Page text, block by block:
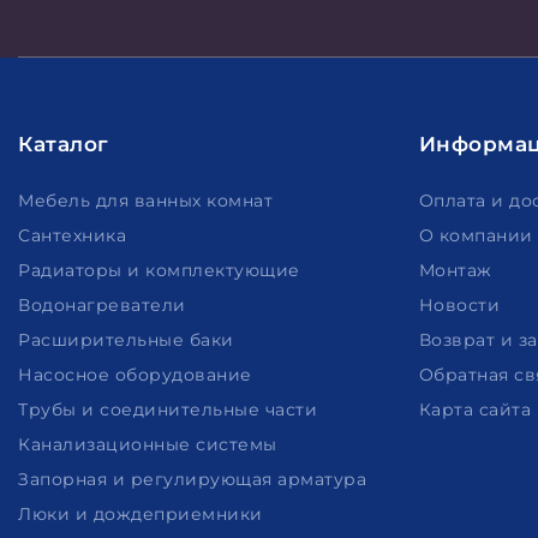
Каталог
Мебель для ванных комнат
Сантехника
Радиаторы и комплектующие
Водонагреватели
Расширительные баки
Насосное оборудование
Трубы и соединительные части
Канализационные системы
Запорная и регулирующая арматура
Люки и дождеприемники
Оплата и
О компании
Монтаж
Новости
Возврат и
Обратная
Карта сайта